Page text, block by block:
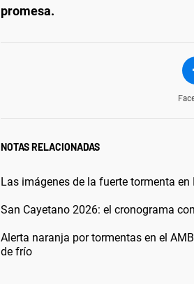
promesa.
NOTAS RELACIONADAS
Las imágenes de la fuerte tormenta
San Cayetano 2026: el cronograma
Alerta naranja por tormentas en el
de frío